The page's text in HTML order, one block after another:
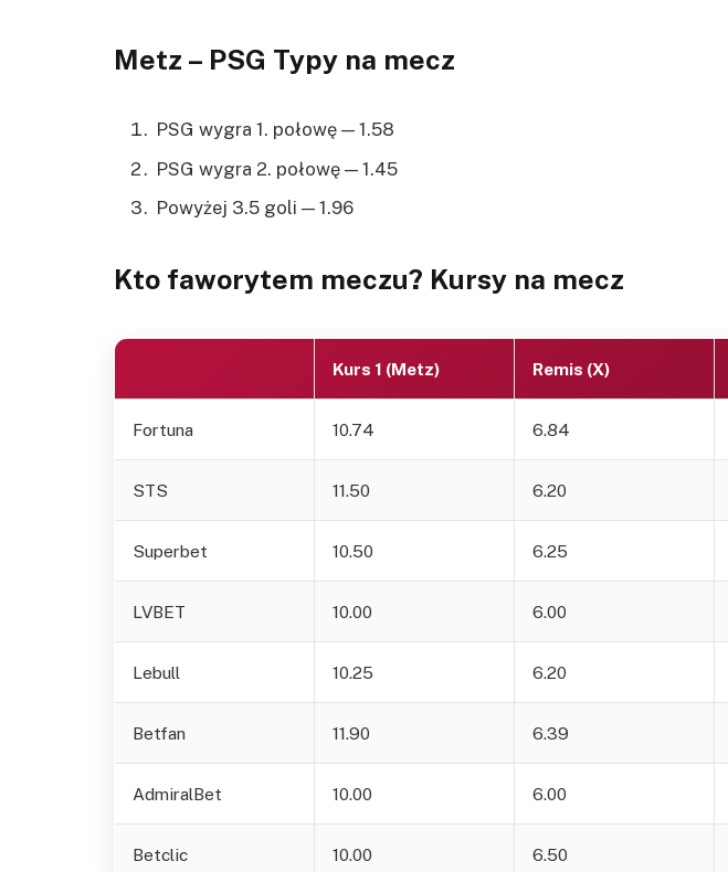
Metz – PSG Typy na mecz
PSG wygra 1. połowę — 1.58
PSG wygra 2. połowę — 1.45
Powyżej 3.5 goli — 1.96
Kto faworytem meczu? Kursy na mecz
Kurs 1 (Metz) Remis (X)
Fortuna 10.74 6.84
STS 11.50 6.20
Superbet 10.50 6.25
LVBET 10.00 6.00
Lebull 10.25 6.20
Betfan 11.90 6.39
AdmiralBet 10.00 6.00
Betclic 10.00 6.50